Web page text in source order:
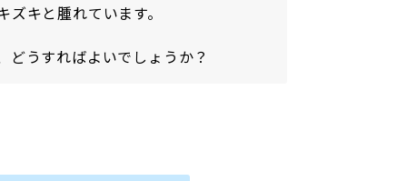
キと腫れています。
うすればよいでしょうか？